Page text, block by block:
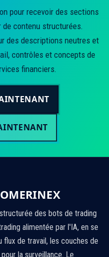
pour recevoir des sections
contenu structurées.
des descriptions neutres et
contrôles et concepts de
financiers.
des bots de trading
alimentée par l'IA, en se
de travail, les couches de
la surveillance. Le